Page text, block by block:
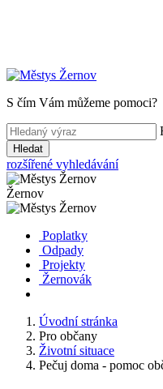
S čím Vám můžeme pomoci?
Hledat
rozšířené vyhledávání
Žernov
Poplatky
Odpady
Projekty
Žernovák
Úvodní stránka
Pro občany
Životní situace
Pečuj doma - pomoc